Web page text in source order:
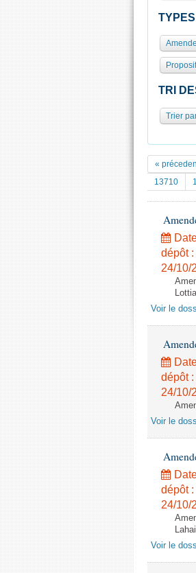
TRI
Trier
«
13710
dépôt :
24/10/
Voir le
dépôt :
24/10/
Voir le
dépôt :
24/10/
Voir le